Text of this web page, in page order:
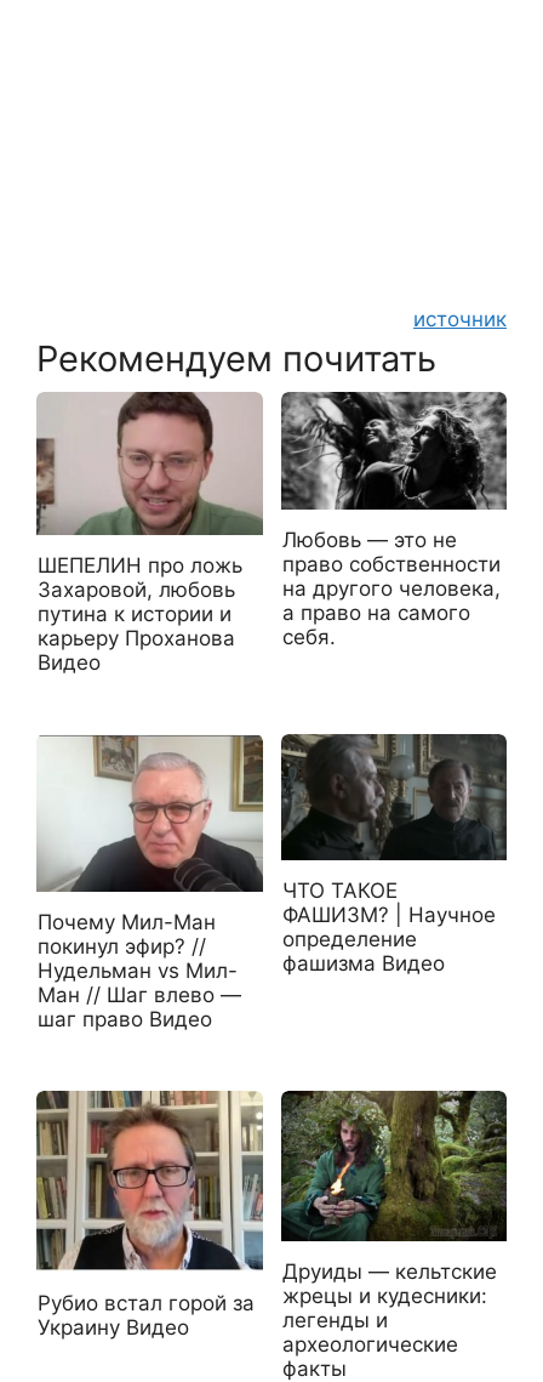
источник
Рекомендуем почитать
ШЕПЕЛИН про ложь
Захаровой, любовь
путина к истории и
карьеру Проханова
Видео
Любовь — это не
право собственности
на другого человека,
а право на самого
себя.
Почему Мил-Ман
покинул эфир? //
Нудельман vs Мил-
Ман // Шаг влево —
шаг право Видео
ЧТО ТАКОЕ
ФАШИЗМ? | Научное
определение
фашизма Видео
Рубио встал горой за
Украину Видео
Друиды — кельтские
жрецы и кудесники:
легенды и
археологические
факты